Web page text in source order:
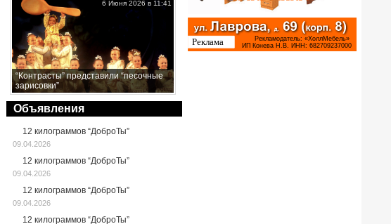
“Контрасты” представили “песочные
зарисовки”
6 Июня 2026 в 11:41
Объявления
12 килограммов “ДоброТы”
09.04.2026
12 килограммов “ДоброТы”
09.04.2026
12 килограммов “ДоброТы”
09.04.2026
12 килограммов “ДоброТы”